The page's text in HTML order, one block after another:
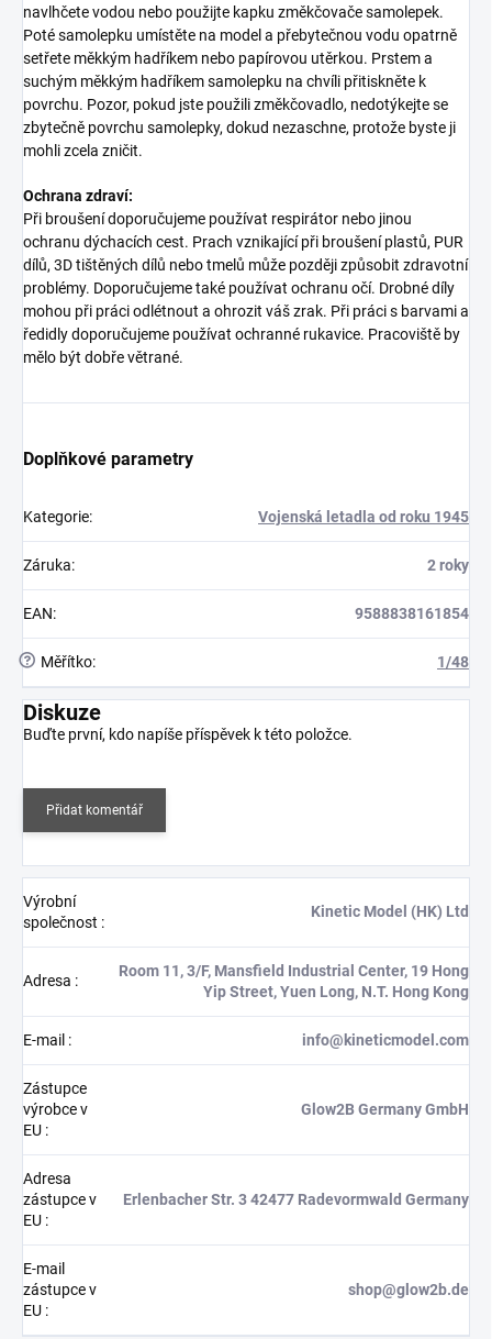
navlhčete vodou nebo použijte kapku změkčovače samolepek.
Poté samolepku umístěte na model a přebytečnou vodu opatrně
setřete měkkým hadříkem nebo papírovou utěrkou. Prstem a
suchým měkkým hadříkem samolepku na chvíli přitiskněte k
povrchu. Pozor, pokud jste použili změkčovadlo, nedotýkejte se
zbytečně povrchu samolepky, dokud nezaschne, protože byste ji
mohli zcela zničit.
Ochrana zdraví:
Při broušení doporučujeme používat respirátor nebo jinou
ochranu dýchacích cest. Prach vznikající při broušení plastů, PUR
dílů, 3D tištěných dílů nebo tmelů může později způsobit zdravotní
problémy. Doporučujeme také používat ochranu očí. Drobné díly
mohou při práci odlétnout a ohrozit váš zrak. Při práci s barvami a
ředidly doporučujeme používat ochranné rukavice. Pracoviště by
mělo být dobře větrané.
Doplňkové parametry
Kategorie: Vojenská letadla od roku 1945
Záruka: 2 roky
EAN: 9588838161854
? Měřítko: 1/48
Diskuze
Buďte první, kdo napíše příspěvek k této položce.
Přidat komentář
Výrobní
společnost :
Kinetic Model (HK) Ltd
Adresa :
Room 11, 3/F, Mansfield Industrial Center, 19 Hong
Yip Street, Yuen Long, N.T. Hong Kong
E-mail : info@kineticmodel.com
Zástupce
výrobce v
EU :
Glow2B Germany GmbH
Adresa
zástupce v
EU :
Erlenbacher Str. 3 42477 Radevormwald Germany
E-mail
zástupce v
EU :
shop@glow2b.de